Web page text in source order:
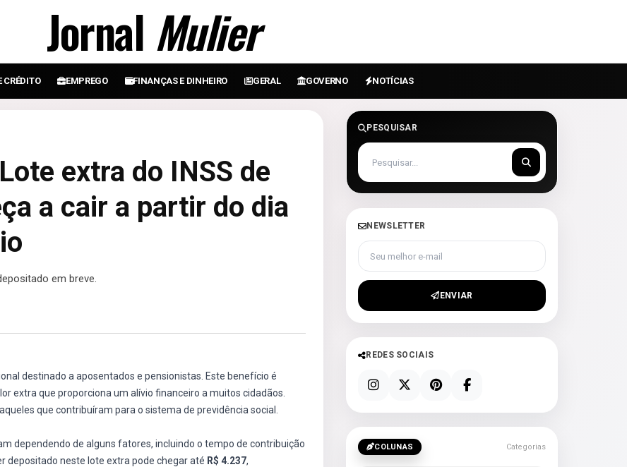
Jornal Mulier
CRÉDITO EMPREGO FINANÇAS E DINHEIRO GERAL GOVERNO NOTÍCIAS
extra do INSS de
a cair a partir do dia
em breve.
destinado a aposentados e pensionistas. Este benefício é
extra que proporciona um alívio financeiro a muitos cidadãos.
que contribuíram para o sistema de previdência social.
dependendo de alguns fatores, incluindo o tempo de contribuição
depositado neste lote extra pode chegar até R$ 4.237,
PESQUISAR
NEWSLETTER
Seu melhor e-mail
ENVIAR
REDES SOCIAIS
COLUNAS Categorias